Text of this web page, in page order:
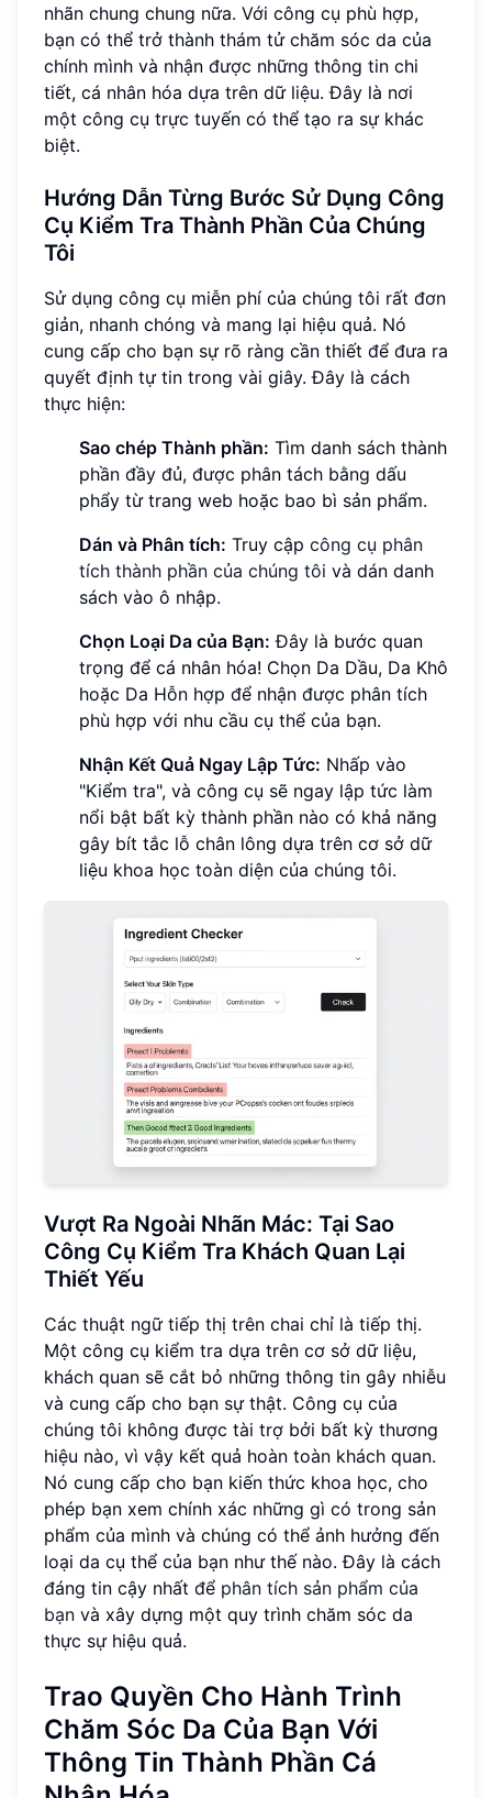
nhãn chung chung nữa. Với công cụ phù hợp,
bạn có thể trở thành thám tử chăm sóc da của
chính mình và nhận được những thông tin chi
tiết, cá nhân hóa dựa trên dữ liệu. Đây là nơi
một công cụ trực tuyến có thể tạo ra sự khác
biệt.
Hướng Dẫn Từng Bước Sử Dụng Công
Cụ Kiểm Tra Thành Phần Của Chúng
Tôi
Sử dụng công cụ miễn phí của chúng tôi rất đơn
giản, nhanh chóng và mang lại hiệu quả. Nó
cung cấp cho bạn sự rõ ràng cần thiết để đưa ra
quyết định tự tin trong vài giây. Đây là cách
thực hiện:
Sao chép Thành phần: Tìm danh sách thành
phần đầy đủ, được phân tách bằng dấu
phẩy từ trang web hoặc bao bì sản phẩm.
Dán và Phân tích: Truy cập công cụ phân
tích thành phần của chúng tôi và dán danh
sách vào ô nhập.
Chọn Loại Da của Bạn: Đây là bước quan
trọng để cá nhân hóa! Chọn Da Dầu, Da Khô
hoặc Da Hỗn hợp để nhận được phân tích
phù hợp với nhu cầu cụ thể của bạn.
Nhận Kết Quả Ngay Lập Tức: Nhấp vào
"Kiểm tra", và công cụ sẽ ngay lập tức làm
nổi bật bất kỳ thành phần nào có khả năng
gây bít tắc lỗ chân lông dựa trên cơ sở dữ
liệu khoa học toàn diện của chúng tôi.
Vượt Ra Ngoài Nhãn Mác: Tại Sao
Công Cụ Kiểm Tra Khách Quan Lại
Thiết Yếu
Các thuật ngữ tiếp thị trên chai chỉ là tiếp thị.
Một công cụ kiểm tra dựa trên cơ sở dữ liệu,
khách quan sẽ cắt bỏ những thông tin gây nhiễu
và cung cấp cho bạn sự thật. Công cụ của
chúng tôi không được tài trợ bởi bất kỳ thương
hiệu nào, vì vậy kết quả hoàn toàn khách quan.
Nó cung cấp cho bạn kiến thức khoa học, cho
phép bạn xem chính xác những gì có trong sản
phẩm của mình và chúng có thể ảnh hưởng đến
loại da cụ thể của bạn như thế nào. Đây là cách
đáng tin cậy nhất để phân tích sản phẩm của
bạn và xây dựng một quy trình chăm sóc da
thực sự hiệu quả.
Trao Quyền Cho Hành Trình
Chăm Sóc Da Của Bạn Với
Thông Tin Thành Phần Cá